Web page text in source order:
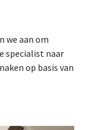
we aan om
specialist naar
op basis van